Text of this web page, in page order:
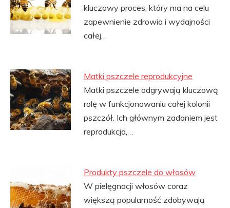
kluczowy proces, który ma na celu
zapewnienie zdrowia i wydajności
całej…
Matki pszczele reprodukcyjne
Matki pszczele odgrywają kluczową
rolę w funkcjonowaniu całej kolonii
pszczół. Ich głównym zadaniem jest
reprodukcja,…
Produkty pszczele do włosów
W pielęgnacji włosów coraz
większą popularność zdobywają